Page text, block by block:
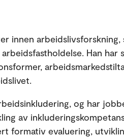
innen arbeidslivsforskning,
Han har
og har
av
formativ evaluering,